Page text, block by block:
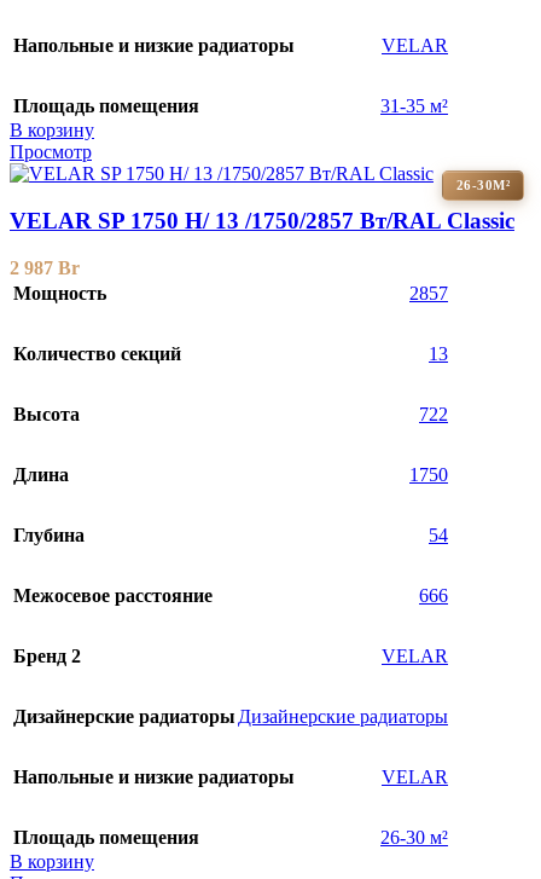
Напольные и низкие радиаторы VELAR
Площадь помещения
31-35 м²
В корзину
Просмотр
26-30М²
VELAR SP 1750 H/ 13 /1750/2857 Вт/RAL Classic
2 987 Br
Мощность
2857
Количество секций 13
Высота 722
Длина 1750
Глубина 54
Межосевое расстояние 666
Бренд 2 VELAR
Дизайнерские радиаторы Дизайнерские радиаторы
Напольные и низкие радиаторы VELAR
Площадь помещения
26-30 м²
В корзину